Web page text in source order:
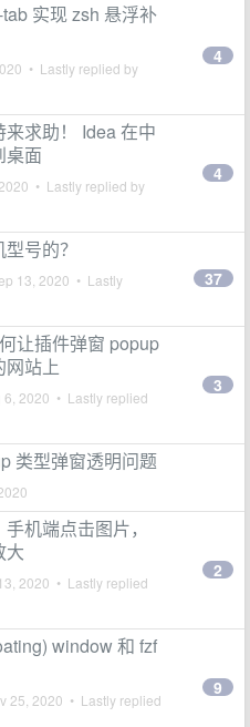
实现 zsh 悬浮补
• Lastly replied by
4
求助！ Idea 在中
桌面
• Lastly replied by
4
号的？
13, 2020 • Lastly
37
让插件弹窗 popup
网站上
6, 2020 • Lastly replied
3
类型弹窗透明问题
机端点击图片，
大
2020 • Lastly replied
2
window 和 fzf
25, 2020 • Lastly replied
9